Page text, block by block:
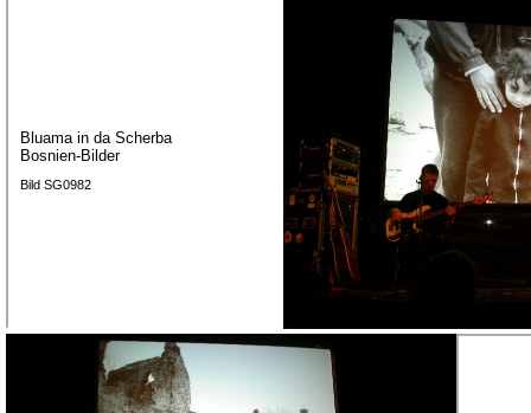
Bluama in da Scherba
Bosnien-Bilder
Bild SG0982